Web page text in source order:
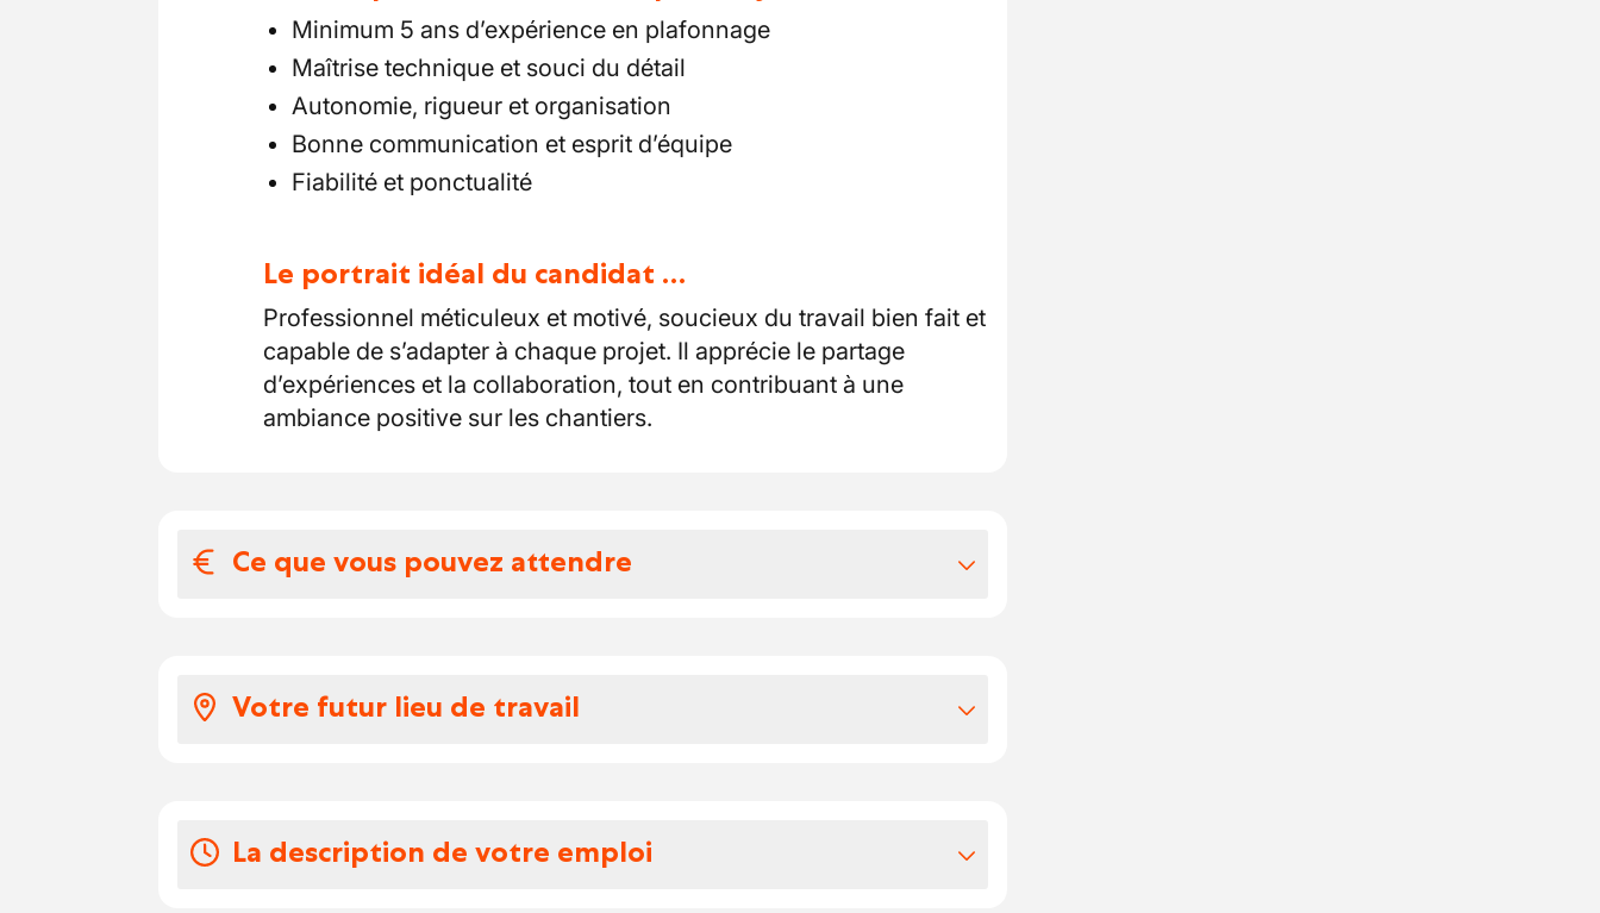
Minimum 5 ans d’expérience en plafonnage
Maîtrise technique et souci du détail
Autonomie, rigueur et organisation
Bonne communication et esprit d’équipe
Fiabilité et ponctualité
Le portrait idéal du candidat …
Professionnel méticuleux et motivé, soucieux du travail bien fait et
capable de s’adapter à chaque projet. Il apprécie le partage
d’expériences et la collaboration, tout en contribuant à une
ambiance positive sur les chantiers.
Ce que vous pouvez attendre
Votre futur lieu de travail
années. Elle intervient auprès de particuliers et de professionnels
La description de votre emploi